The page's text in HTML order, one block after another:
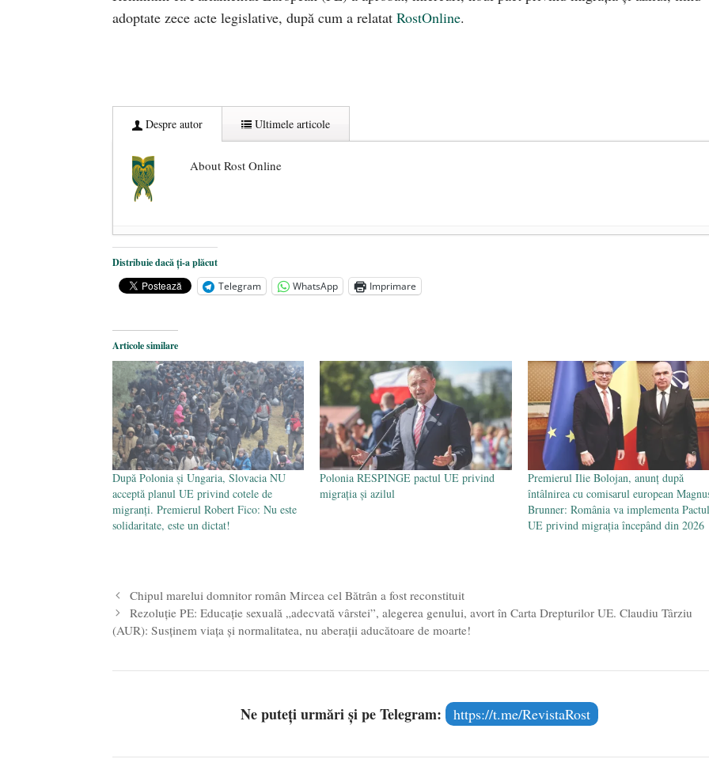
adoptate zece acte legislative, după cum a relatat RostOnline.
Despre autor Ultimele articole
About Rost Online
Dezvăluiri cutremurătoare despre președintele Ucrainei, Volodymyr Zelensky
Statul care servește Națiunea - 21 aprilie 2026
Legea Vexler produce efecte. Bustul poetului Octavian Goga, înlăturat din Iași
Distribuie dacă ți-a plăcut
Telegram
WhatsApp Imprimare
Articole similare
După Polonia și Ungaria, Slovacia NU
acceptă planul UE privind cotele de
migranți. Premierul Robert Fico: Nu este
solidaritate, este un dictat!
Polonia RESPINGE pactul UE privind
migrația și azilul
Premierul Ilie Bolojan, anunț după
întâlnirea cu comisarul european
Brunner: România va implementa Pactul
UE privind migrația începând din 2026
Chipul marelui domnitor român Mircea cel Bătrân a fost reconstituit
Rezoluție PE: Educație sexuală „adecvată vârstei”, alegerea genului, avort în Carta Drepturilor UE. Claudiu Târziu
(AUR): Susținem viața și normalitatea, nu aberații aducătoare de moarte!
Ne puteți urmări și pe Telegram: https://t.me/RevistaRost